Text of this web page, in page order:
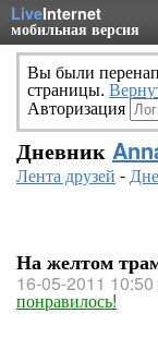
LiveInternet
мобильная версия
Вы были
страницы.
Авторизация
Дневник
Лента друзей -
На желтом
16-05-2011 10:50
понравилось!